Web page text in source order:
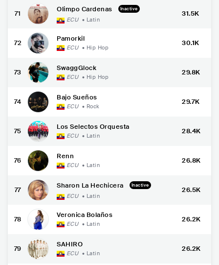
71
Olimpo Cardenas Inactive
ECU • Latin
31.5K
72
Pamorkil
ECU • Hip Hop
30.1K
73
SwaggGlock
ECU • Hip Hop
29.8K
74
Bajo Sueños
ECU • Rock
29.7K
75
Los Selectos Orquesta
ECU • Latin
28.4K
76
Renn
ECU • Latin
26.8K
77
Sharon La Hechicera Inactive
ECU • Latin
26.5K
78
Veronica Bolaños
ECU • Latin
26.2K
79
SAHIRO
ECU • Latin
26.2K